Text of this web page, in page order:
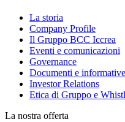
La storia
Company Profile
Il Gruppo BCC Iccrea
Eventi e comunicazioni
Governance
Documenti e informative
Investor Relations
Etica di Gruppo e
La nostra offerta